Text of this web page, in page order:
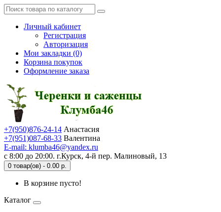
Личный кабинет
Регистрация
Авторизация
Мои закладки (0)
Корзина покупок
Оформление заказа
+7(950)876-24-14 Анастасия
+7(951)087-68-33 Валентина
E-mail: klumba46@yandex.ru
с 8:00 до 20:00. г.Курск, 4-й пер. Малиновый, 13
0 товар(ов) - 0.00 р.
В корзине пусто!
Каталог